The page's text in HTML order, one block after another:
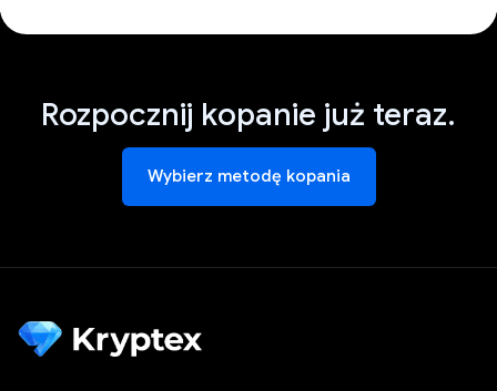
Rozpocznij kopanie już teraz.
Wybierz metodę kopania